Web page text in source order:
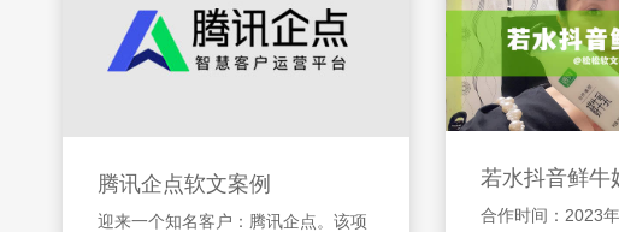
腾讯企点软文案例
迎来一个知名客户：腾讯企点。该项
若水抖音鲜牛
合作时间：2023